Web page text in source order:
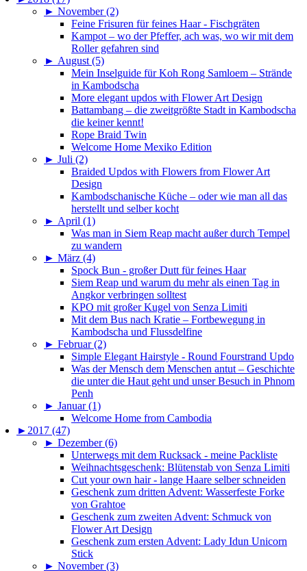
► November (2)
Feine Frisuren für feines Haar - Fischgräten
Kampot – wo der Pfeffer, ach was, wo wir mit dem
Roller gefahren sind
► August (5)
Mein Inselguide für Koh Rong Samloem – Strände
in Kambodscha
More elegant updos with Flower Art Design
Battambang – die zweitgrößte Stadt in Kambodscha
die keiner kennt!
Rope Braid Twin
Welcome Home Mexiko Edition
► Juli (2)
Braided Updos with Flowers from Flower Art
Design
Kambodschanische Küche – oder wie man all das
herstellt und selber kocht
► April (1)
Was man in Siem Reap macht außer durch Tempel
zu wandern
► März (4)
Spock Bun - großer Dutt für feines Haar
Siem Reap und warum du mehr als einen Tag in
Angkor verbringen solltest
KPO mit großer Kugel von Senza Limiti
Mit dem Bus nach Kratie – Fortbewegung in
Kambodscha und Flussdelfine
► Februar (2)
Simple Elegant Hairstyle - Round Fourstrand Updo
Was der Mensch dem Menschen antut – Geschichte
die unter die Haut geht und unser Besuch in Phnom
Penh
► Januar (1)
Welcome Home from Cambodia
► 2017 (47)
► Dezember (6)
Unterwegs mit dem Rucksack - meine Packliste
Weihnachtsgeschenk: Blütenstab von Senza Limiti
Cut your own hair - lange Haare selber schneiden
Geschenk zum dritten Advent: Wasserfeste Forke
von Grahtoe
Geschenk zum zweiten Advent: Schmuck von
Flower Art Design
Geschenk zum ersten Advent: Lady Idun Unicorn
Stick
► November (3)